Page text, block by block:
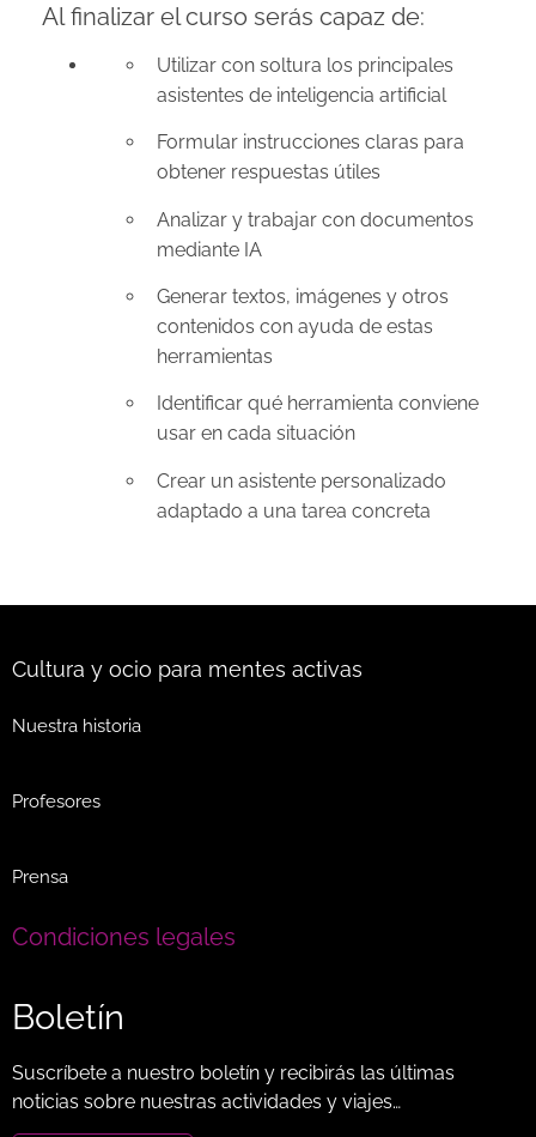
Al finalizar el curso serás capaz de:
Utilizar con soltura los principales
asistentes de inteligencia artificial
Formular instrucciones claras para
obtener respuestas útiles
Analizar y trabajar con documentos
mediante IA
Generar textos, imágenes y otros
contenidos con ayuda de estas
herramientas
Identificar qué herramienta conviene
usar en cada situación
Crear un asistente personalizado
adaptado a una tarea concreta
Cultura y ocio para mentes activas
Nuestra historia
Profesores
Prensa
Condiciones legales
Boletín
Suscríbete a nuestro boletín y recibirás las últimas
noticias sobre nuestras actividades y viajes…